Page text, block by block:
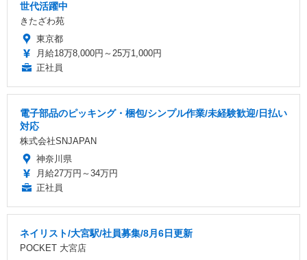
世代活躍中
きたざわ苑
東京都
月給18万8,000円～25万1,000円
正社員
電子部品のピッキング・梱包/シンプル作業/未経験歓迎/日払い
対応
株式会社SNJAPAN
神奈川県
月給27万円～34万円
正社員
ネイリスト/大宮駅/社員募集/8月6日更新
POCKET 大宮店